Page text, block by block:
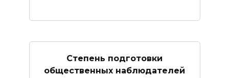
Степень подготовки
общественных наблюдателей